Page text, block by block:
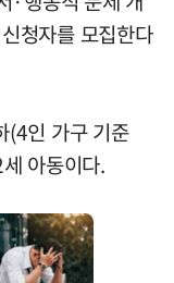
청자를 모집한다
(4인 가구 기준
아동이다.